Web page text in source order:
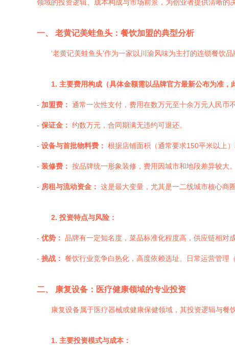
领域的投资逻辑、成本构成与市场前景，为创业者提供清晰的
一、 老黄记美蛙鱼头：餐饮加盟的典型分析
‘老黄记美蛙鱼头’作为一家以川渝风味为主打的连锁餐饮
1. 主要费用构成（具体金额需以品牌官方最新公布为准，
- 加盟费： 通常一次性支付，费用在数万元至十余万元人民币
- 保证金： 约数万元，合同期满无违约可退还。
- 设备与首批物料费： 根据店铺面积（通常要求150平米以上
- 装修费： 按品牌统一形象装修，费用因城市和地段差异较大。
- 房租与流动资金： 这是最大变量，尤其是一二线城市核心商
2. 投资特点与风险：
- 优势： 品牌有一定知名度，菜品标准化程度高，供应链相对
- 挑战： 餐饮行业竞争白热化，高度依赖选址、日常运营管理
二、 康复设备：医疗健康领域的专业投资
康复设备属于医疗器械或健康保健领域，其投资逻辑与餐
1. 主要投资模式与成本：